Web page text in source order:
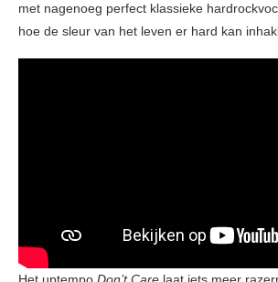
met nagenoeg perfect klassieke
hoe de sleur van het leven er hard kan